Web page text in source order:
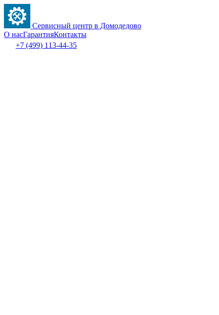
Сервисный центр в Домодедово
О насГарантияКонтакты
+7 (499) 113-44-35